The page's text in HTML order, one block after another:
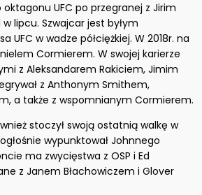
UFC po przegranej z Jirim
w lipcu. Szwajcar jest byłym
UFC w wadze półciężkiej. W 2018r. na
Cormierem. W swojej karierze
z Aleksandarem Rakiciem, Jimim
z Anthonym Smithem,
a także z wspomnianym Cormierem.
stoczył swoją ostatnią walkę w
wypunktował Johnnego
ma zwycięstwa z OSP i Ed
z Janem Błachowiczem i Glover